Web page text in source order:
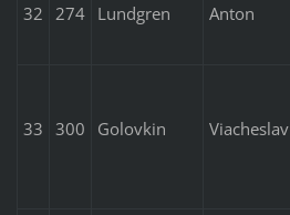
32 274 Lundgren Anton
33 300 Golovkin Viacheslav